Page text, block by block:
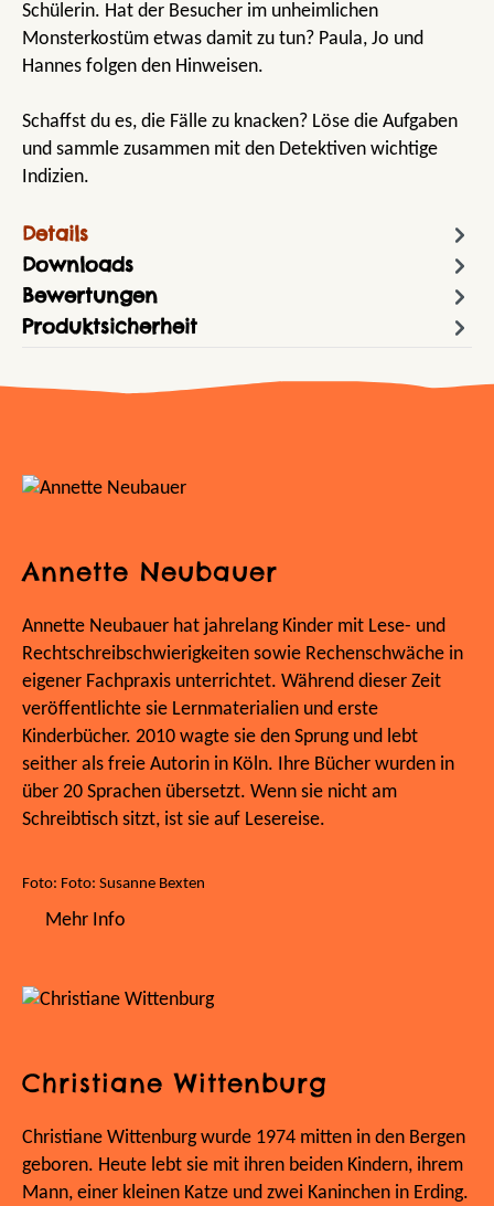
Schülerin. Hat der Besucher im unheimlichen
Monsterkostüm etwas damit zu tun? Paula, Jo und
Hannes folgen den Hinweisen.
Schaffst du es, die Fälle zu knacken? Löse die Aufgaben
und sammle zusammen mit den Detektiven wichtige
Indizien.
Details
Downloads
Bewertungen
Produktsicherheit
Annette Neubauer
Annette Neubauer hat jahrelang Kinder mit Lese- und
Rechtschreibschwierigkeiten sowie Rechenschwäche in
eigener Fachpraxis unterrichtet. Während dieser Zeit
veröffentlichte sie Lernmaterialien und erste
Kinderbücher. 2010 wagte sie den Sprung und lebt
seither als freie Autorin in Köln. Ihre Bücher wurden in
über 20 Sprachen übersetzt. Wenn sie nicht am
Schreibtisch sitzt, ist sie auf Lesereise.
Foto: Foto: Susanne Bexten
Mehr Info
Christiane Wittenburg
Christiane Wittenburg wurde 1974 mitten in den Bergen
geboren. Heute lebt sie mit ihren beiden Kindern, ihrem
Mann, einer kleinen Katze und zwei Kaninchen in Erding.